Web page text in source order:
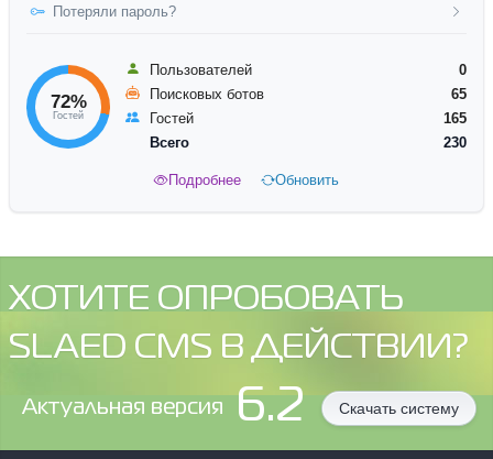
Потеряли пароль?
72%
Гостей
Пользователей
0
Поисковых ботов
65
Гостей
165
Всего
230
Подробнее Обновить
ХОТИТЕ ОПРОБОВАТЬ
SLAED CMS В ДЕЙСТВИИ?
Aктуальная версия 6.2 Скачать систему